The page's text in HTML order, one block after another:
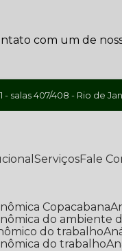
com um de
- salas 407/408 - Rio de
Serviços Fale
Copacabana
do ambiente
do trabalho
do trabalho